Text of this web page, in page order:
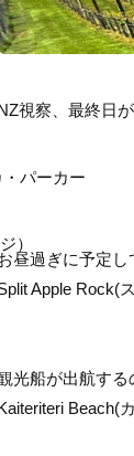
パーカー
）
視察、最終日
昼過ぎに予定し
Apple Rock(
光船が出航する
Beach(